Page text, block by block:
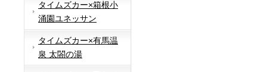
タイムズカー×箱根小
涌園ユネッサン
タイムズカー×有馬温
泉 太閤の湯